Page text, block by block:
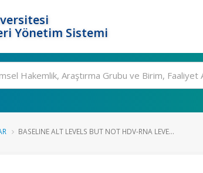
Yönetim Sistemi
BASELINE ALT LEVELS BUT NOT HDV-RNA LEVE...